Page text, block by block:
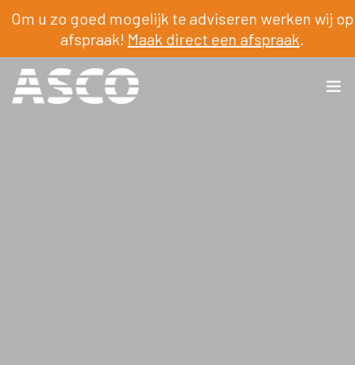
Om u zo goed mogelijk te adviseren werken wij op
afspraak! Maak direct een afspraak.